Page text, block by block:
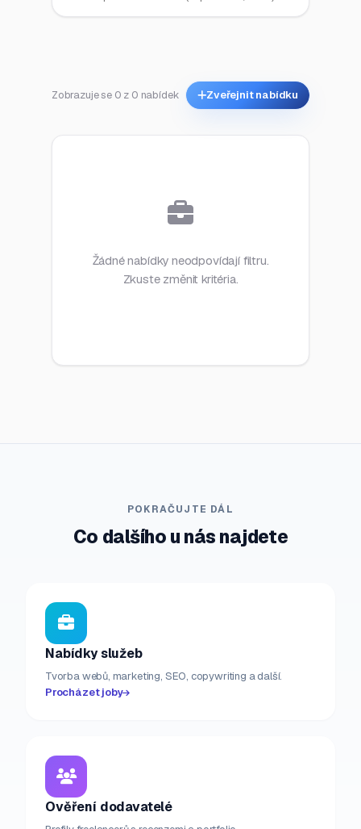
Zobrazuje se 0 z 0 nabídek Zveřejnit nabídku
Žádné nabídky neodpovídají filtru.
Zkuste změnit kritéria.
POKRAČUJTE DÁL
Co dalšího u nás najdete
Nabídky služeb
Tvorba webů, marketing, SEO, copywriting a další.
Procházet joby
Ověření dodavatelé